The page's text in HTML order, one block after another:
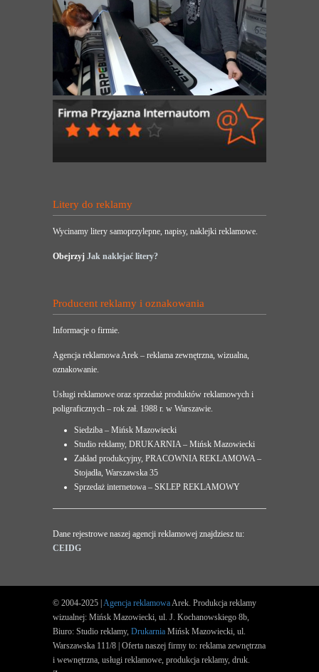
Litery do reklamy
Wycinamy litery samoprzylepne, napisy, naklejki reklamowe.
Obejrzyj Jak naklejać litery?
Producent reklamy i oznakowania
Informacje o firmie.
Agencja reklamowa Arek – reklama zewnętrzna, wizualna,
oznakowanie.
Usługi reklamowe oraz sprzedaż produktów reklamowych i
poligraficznych – rok zał. 1988 r. w Warszawie.
Siedziba – Mińsk Mazowiecki
Studio reklamy, DRUKARNIA – Mińsk Mazowiecki
Zakład produkcyjny, PRACOWNIA REKLAMOWA –
Stojadła, Warszawska 35
Sprzedaż internetowa – SKLEP REKLAMOWY
Dane rejestrowe naszej agencji reklamowej znajdziesz tu:
CEIDG
© 2004-2025 | Agencja reklamowaArek. Produkcja reklamy
wizualnej: Mińsk Mazowiecki, ul. J. Kochanowskiego 8b,
Biuro: Studio reklamy, Drukarnia Mińsk Mazowiecki, ul.
Warszawska 111/8 | Oferta naszej firmy to: reklama zewnętrzna
i wewnętrzna, usługi reklamowe, produkcja reklamy, druk.